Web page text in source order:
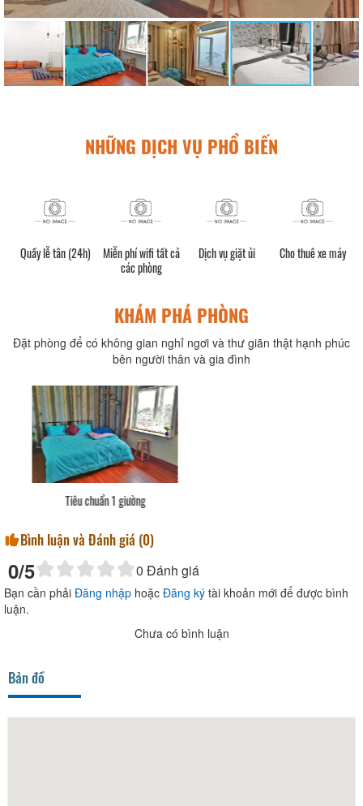
NHỮNG DỊCH VỤ PHỔ BIẾN
Quầy lễ tân (24h)
Miễn phí wifi tất cả
các phòng
Dịch vụ giặt ủi Cho thuê xe máy
KHÁM PHÁ PHÒNG
Đặt phòng để có không gian nghỉ ngơi và thư giãn thật hạnh phúc
bên người thân và gia đình
Bình luận và Đánh giá (0)
0/5 0 Đánh giá
Bạn cần phải Đăng nhập hoặc Đăng ký tài khoản mới để được bình
luận.
Chưa có bình luận
Bản đồ